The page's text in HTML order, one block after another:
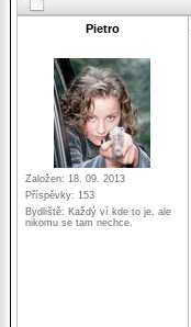
Pietro
Založen: 18. 09. 2013
Příspěvky: 153
Bydliště: Každý ví kde to je, ale
nikomu se tam nechce.